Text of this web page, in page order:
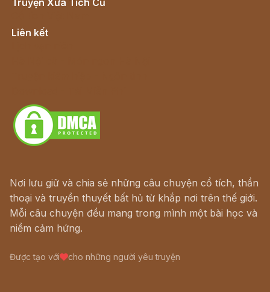
Truyện Xưa Tích Cũ
Liên kết
Nơi lưu giữ và chia sẻ những câu chuyện cổ tích, thần
thoại và truyền thuyết bất hủ từ khắp nơi trên thế giới.
Mỗi câu chuyện đều mang trong mình một bài học và
niềm cảm hứng.
Được tạo với cho những người yêu truyện